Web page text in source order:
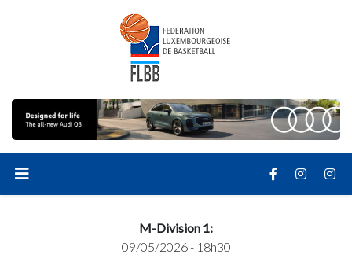
M-Division 1:
09/05/2026 - 18h30